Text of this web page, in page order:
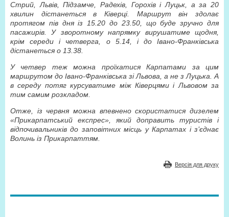
Стрий, Львів, Підзамче, Радехів, Горохів і Луцьк, а за 20
хвилин дістанеться в Ківерці. Маршрут він здолає
протягом пів дня із 15.20 до 23.50, що буде зручно для
пасажирів. У зворотному напрямку вирушатиме щодня,
крім середи і четверга, о 5.14, і до Івано-Франківська
дістанеться о 13.38.
У четвер теж можна проїхатися Карпатами за цим
маршрутом до Івано-Франківська зі Львова, а не з Луцька. А
в середу потяг курсуватиме між Ківерцями і Львовом за
тим самим розкладом.
Отже, із червня можна впевнено скористатися дизелем
«Прикарпатський експрес», який доправить туристів і
відпочивальників до заповітних місць у Карпатах і з’єднає
Волинь із Прикарпаттям.
Версія для друку